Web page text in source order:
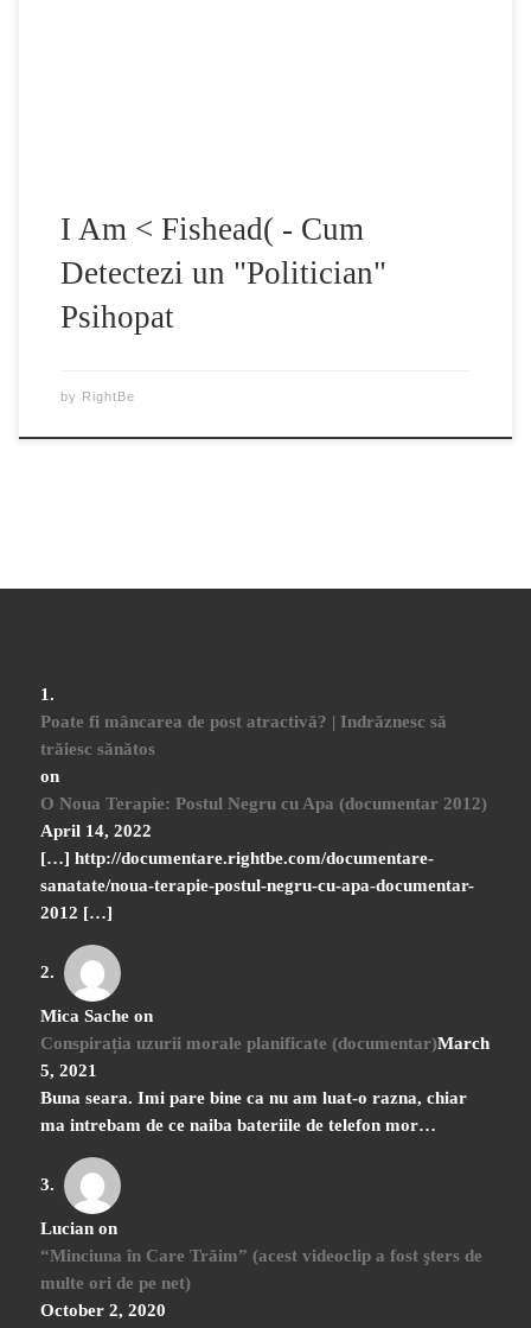
I Am < Fishead( - Cum
Detectezi un "Politician"
Psihopat
by RightBe
Poate fi mâncarea de post atractivă? | Indrăznesc să
trăiesc sănătos
on
O Noua Terapie: Postul Negru cu Apa (documentar 2012)
April 14, 2022
[…] http://documentare.rightbe.com/documentare-
sanatate/noua-terapie-postul-negru-cu-apa-documentar-
2012 […]
Mica Sache on
Conspirația uzurii morale planificate (documentar)March
5, 2021
Buna seara. Imi pare bine ca nu am luat-o razna, chiar
ma intrebam de ce naiba bateriile de telefon mor…
Lucian on
“Minciuna în Care Trăim” (acest videoclip a fost şters de
multe ori de pe net)
October 2, 2020